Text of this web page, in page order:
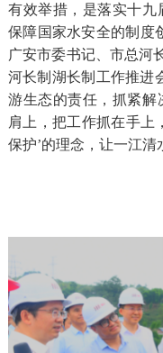
有效举措，是落实十九
保障国家水安全的制度
广安市委书记、市总河
河长制湖长制工作推进
游生态的责任，抓紧解
肩上，把工作抓在手上
保护’的理念，让一江清